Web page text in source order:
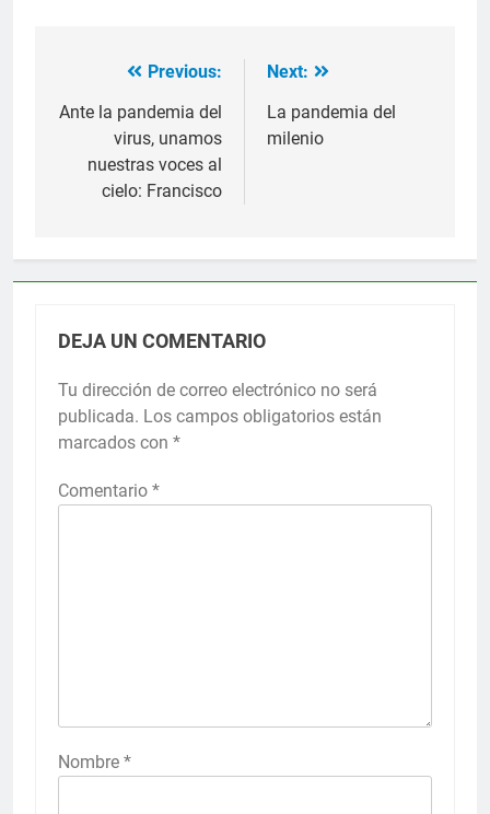
Navegación
de
entradas
Previous:
Ante la pandemia del
virus, unamos
nuestras voces al
cielo: Francisco
Next:
La pandemia del
milenio
DEJA UN COMENTARIO
Tu dirección de correo electrónico no será
publicada. Los campos obligatorios están
marcados con *
Comentario *
Nombre *